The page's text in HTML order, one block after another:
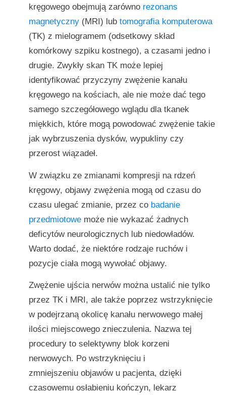
kręgowego obejmują zarówno rezonans
magnetyczny(MRI) lub tomografia komputerowa
(TK) z mielogramem (odsetkowy skład
komórkowy szpiku kostnego), a czasami jedno i
drugie. Zwykły skan TK może lepiej
identyfikować przyczyny zwężenie kanału
kręgowego na kościach, ale nie może dać tego
samego szczegółowego wglądu dla tkanek
miękkich, które mogą powodować zwężenie takie
jak wybrzuszenia dysków, wypukliny czy
przerost wiązadeł.
W związku ze zmianami kompresji na rdzeń
kręgowy, objawy zwężenia mogą od czasu do
czasu ulegać zmianie, przez co badanie
przedmiotowemoże nie wykazać żadnych
deficytów neurologicznych lub niedowładów.
Warto dodać, że niektóre rodzaje ruchów i
pozycje ciała mogą wywołać objawy.
Zwężenie ujścia nerwów można ustalić nie tylko
przez TK i MRI, ale także poprzez wstrzyknięcie
w podejrzaną okolicę kanału nerwowego małej
ilości miejscowego znieczulenia. Nazwa tej
procedury to selektywny blok korzeni
nerwowych. Po wstrzyknięciu i
zmniejszeniu objawów u pacjenta, dzięki
czasowemu osłabieniu kończyn, lekarz